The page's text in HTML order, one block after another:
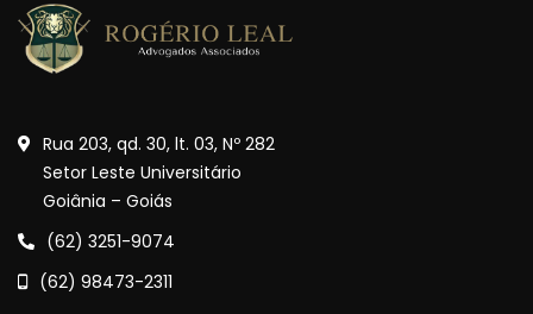
Rua 203, qd. 30, lt. 03, Nº 282
Setor Leste Universitário
Goiânia – Goiás
(62) 3251-9074
(62) 98473-2311